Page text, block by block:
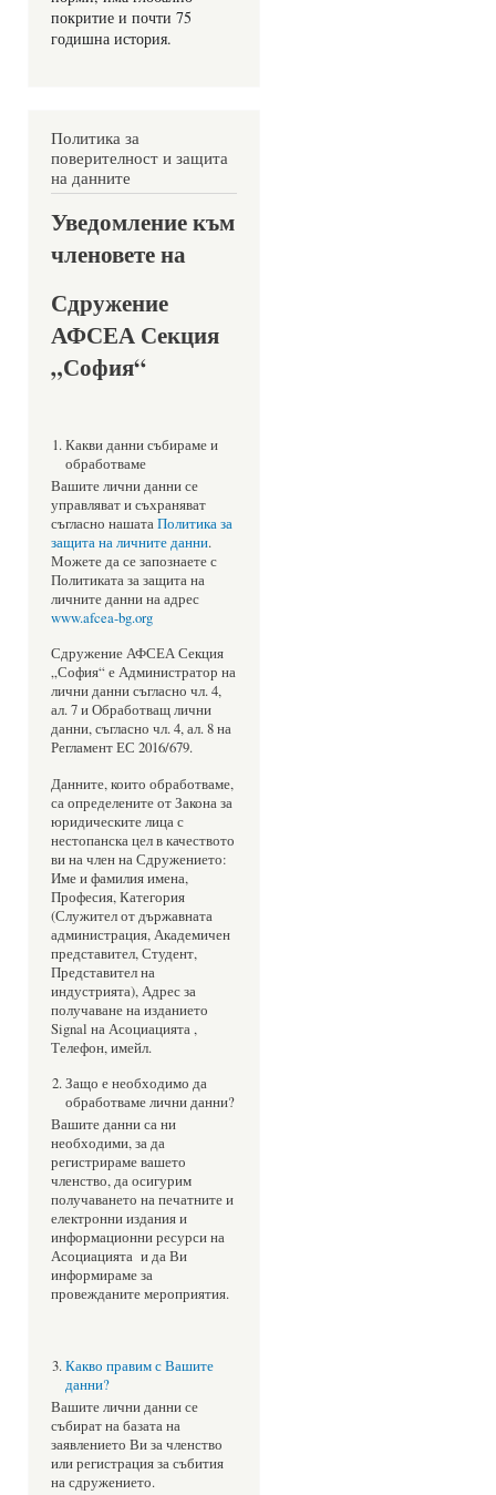
покритие и почти 75
годишна история.
Политика за
поверителност и защита
на данните
Уведомление към
членовете на
Сдружение
АФСЕА Секция
„София“
Какви данни събираме и
обработваме
Вашите лични данни се
управляват и съхраняват
съгласно нашатаПолитика за
защита на личните данни.
Можете да се запознаете с
Политиката за защита на
личните данни на адрес
www.afcea-bg.org
Сдружение АФСЕА Секция
„София“ е Администратор на
лични данни съгласно чл. 4,
ал. 7 и Обработващ лични
данни, съгласно чл. 4, ал. 8 на
Регламент ЕС 2016/679.
Данните, които обработваме,
са определените от Закона за
юридическите лица с
нестопанска цел в качеството
ви на член на Сдружението:
Име и фамилия имена,
Професия, Категория
(Служител от държавната
администрация, Академичен
представител, Студент,
Представител на
индустрията), Адрес за
получаване на изданието
Signal на Асоциацията ,
Телефон, имейл.
Защо е необходимо да
обработваме лични данни?
Вашите данни са ни
необходими, за да
регистрираме вашето
членство, да осигурим
получаването на печатните и
електронни издания и
информационни ресурси на
Асоциацията и да Ви
информираме за
провежданите мероприятия.
Какво правим с Вашите
данни?
Вашите лични данни се
събират на базата на
заявлението Ви за членство
или регистрация за събития
на сдружението.